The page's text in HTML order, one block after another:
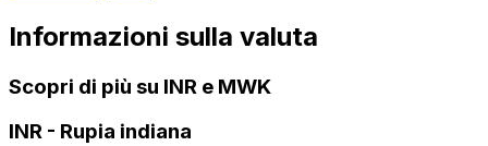
Informazioni sulla valuta
Scopri di più su INR e MWK
INR - Rupia indiana